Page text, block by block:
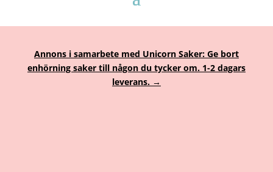
Annons i samarbete med Unicorn Saker: Ge bort
enhörning saker till någon du tycker om. 1-2 dagars
leverans. →